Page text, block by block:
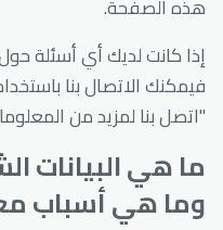
هذه الصفحة.
إذا كانت لديك أي أسئلة
فيمكنك الاتصال بنا
"اتصل بنا لمزيد من
ما هي البيانات
وما هي أسباب